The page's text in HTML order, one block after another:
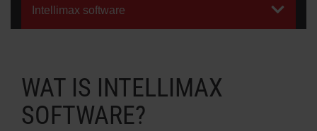
MEER INFO OVER
Intellimax software
WAT IS INTELLIMAX
SOFTWARE?